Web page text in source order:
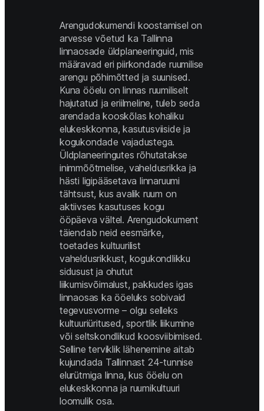
Arengudokumendi koostamisel on
arvesse võetud ka Tallinna
linnaosade üldplaneeringuid, mis
määravad eri piirkondade ruumilise
arengu põhimõtted ja suunised.
Kuna ööelu on linnas ruumiliselt
hajutatud ja eriilmeline, tuleb seda
arendada kooskõlas kohaliku
elukeskkonna, kasutusviiside ja
kogukondade vajadustega.
Üldplaneeringutes rõhutatakse
inimmõõtmelise, vaheldusrikka ja
hästi ligipääsetava linnaruumi
tähtsust, kus avalik ruum on
aktiivses kasutuses kogu
ööpäeva vältel. Arengudokument
täiendab neid eesmärke,
toetades kultuurilist
vaheldusrikkust, kogukondlikku
sidusust ja ohutut
liikumisvõimalust, pakkudes igas
linnaosas ka ööeluks sobivaid
tegevusvorme – olgu selleks
kultuuriüritused, sportlik liikumine
või seltskondlikud koosviibimised.
Selline terviklik lähenemine aitab
kujundada Tallinnast 24-tunnise
elurütmiga linna, kus ööelu on
elukeskkonna ja ruumikultuuri
loomulik osa.